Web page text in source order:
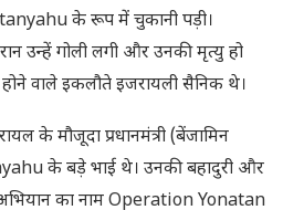
के रूप में चुकानी पड़ी।
उन्हें गोली लगी और उनकी मृत्यु हो
वाले इकलौते इजरायली सैनिक थे।
के मौजूदा प्रधानमंत्री (बेंजामिन
के बड़े भाई थे। उनकी बहादुरी और
का नाम Operation Yonatan